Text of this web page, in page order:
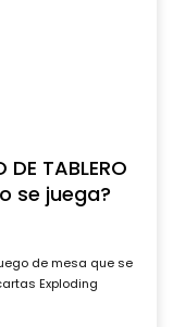
DE TABLERO
se juega?
de mesa que se
Exploding